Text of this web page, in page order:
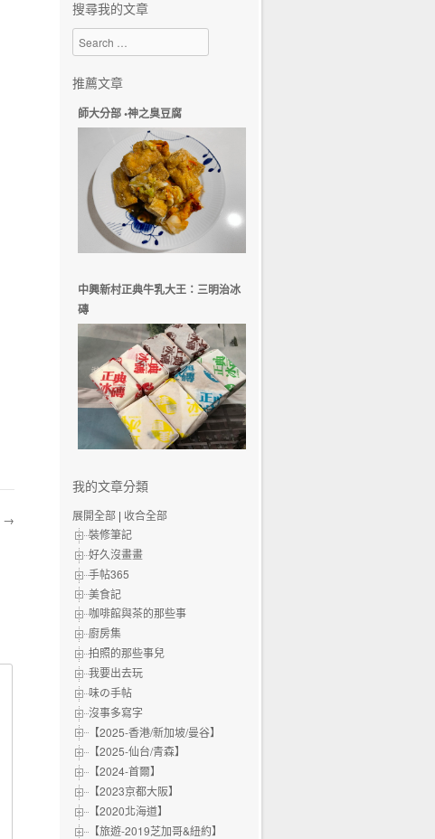
→
搜尋我的文章
Search
推薦文章
師大分部 •神之臭豆腐
中興新村正典牛乳大王：三明治冰
磚
我的文章分類
展開全部 | 收合全部
裝修筆記
好久沒畫畫
手帖365
美食記
咖啡館與茶的那些事
廚房集
拍照的那些事兒
我要出去玩
味の手帖‬
沒事多寫字
【2025-香港/新加坡/曼谷】
【2025-仙台/青森】
【2024-首爾】
【2023京都大阪】
【2020北海道】
【旅遊-2019芝加哥&紐約】